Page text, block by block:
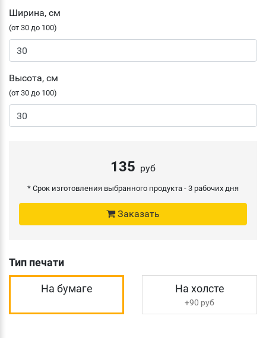
Ширина, см
(от 30 до 100)
Высота, см
(от 30 до 100)
135 руб
* Срок изготовления выбранного продукта - 3 рабочих дня
Заказать
Тип печати
На бумаге На холсте
+90 руб